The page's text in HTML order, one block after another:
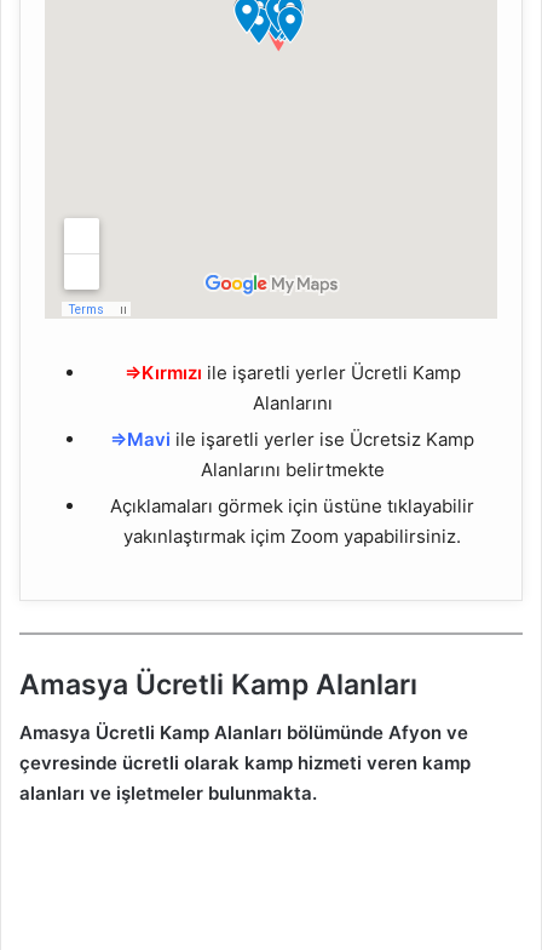
⇒Kırmızı ile işaretli yerler Ücretli Kamp
Alanlarını
⇒Mavi ile işaretli yerler ise Ücretsiz Kamp
Alanlarını belirtmekte
Açıklamaları görmek için üstüne tıklayabilir
yakınlaştırmak içim Zoom yapabilirsiniz.
Amasya Ücretli Kamp Alanları
Amasya Ücretli Kamp Alanları bölümünde Afyon ve
çevresinde ücretli olarak kamp hizmeti veren kamp
alanları ve işletmeler bulunmakta.